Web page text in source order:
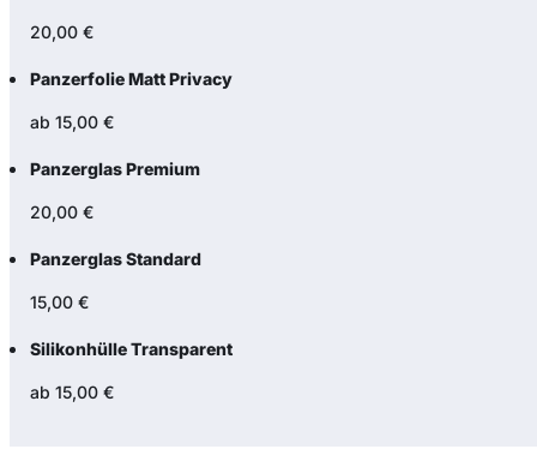
20,00 €
Panzerfolie Matt Privacy
ab 15,00 €
Panzerglas Premium
20,00 €
Panzerglas Standard
15,00 €
Silikonhülle Transparent
ab 15,00 €